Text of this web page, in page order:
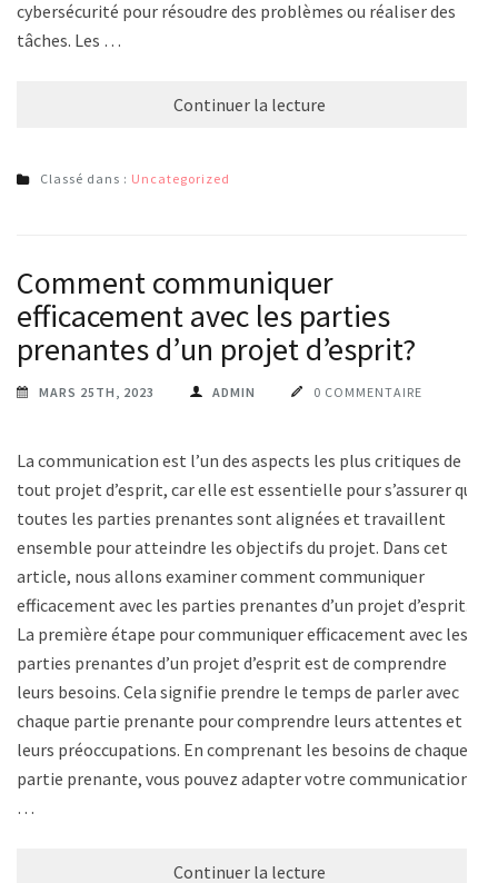
cybersécurité pour résoudre des problèmes ou réaliser des
tâches. Les …
Continuer la lecture
Classé dans : Uncategorized
Comment communiquer
efficacement avec les parties
prenantes d’un projet d’esprit?
MARS 25TH, 2023 ADMIN 0 COMMENTAIRE
La communication est l’un des aspects les plus critiques de
tout projet d’esprit, car elle est essentielle pour s’assurer que
toutes les parties prenantes sont alignées et travaillent
ensemble pour atteindre les objectifs du projet. Dans cet
article, nous allons examiner comment communiquer
efficacement avec les parties prenantes d’un projet d’esprit.
La première étape pour communiquer efficacement avec les
parties prenantes d’un projet d’esprit est de comprendre
leurs besoins. Cela signifie prendre le temps de parler avec
chaque partie prenante pour comprendre leurs attentes et
leurs préoccupations. En comprenant les besoins de chaque
partie prenante, vous pouvez adapter votre communication
…
Continuer la lecture